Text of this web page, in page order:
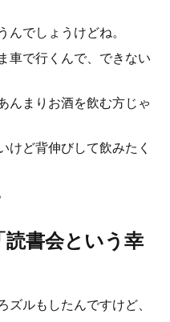
んでしょうけどね。
車で行くんで、できない
んまりお酒を飲む方じゃ
けど背伸びして飲みたく
書会という幸
ズルもしたんですけど、